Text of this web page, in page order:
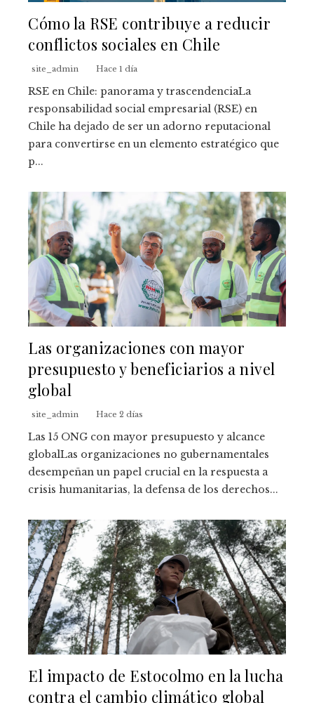
Cómo la RSE contribuye a reducir
conflictos sociales en Chile
site_admin Hace 1 día
RSE en Chile: panorama y trascendenciaLa
responsabilidad social empresarial (RSE) en
Chile ha dejado de ser un adorno reputacional
para convertirse en un elemento estratégico que
p...
Las organizaciones con mayor
presupuesto y beneficiarios a nivel
global
site_admin Hace 2 días
Las 15 ONG con mayor presupuesto y alcance
globalLas organizaciones no gubernamentales
desempeñan un papel crucial en la respuesta a
crisis humanitarias, la defensa de los derechos...
El impacto de Estocolmo en la lucha
contra el cambio climático global